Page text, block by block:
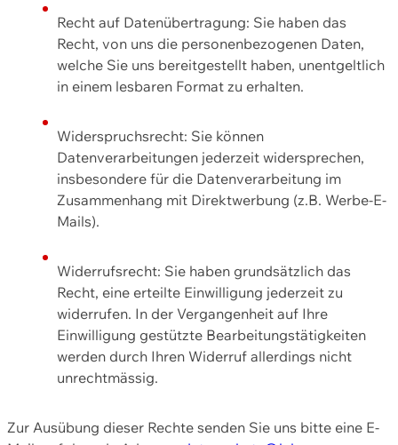
Recht auf Datenübertragung: Sie haben das
Recht, von uns die personenbezogenen Daten,
welche Sie uns bereitgestellt haben, unentgeltlich
in einem lesbaren Format zu erhalten.
Widerspruchsrecht: Sie können
Datenverarbeitungen jederzeit widersprechen,
insbesondere für die Datenverarbeitung im
Zusammenhang mit Direktwerbung (z.B. Werbe-E-
Mails).
Widerrufsrecht: Sie haben grundsätzlich das
Recht, eine erteilte Einwilligung jederzeit zu
widerrufen. In der Vergangenheit auf Ihre
Einwilligung gestützte Bearbeitungstätigkeiten
werden durch Ihren Widerruf allerdings nicht
unrechtmässig.
Zur Ausübung dieser Rechte senden Sie uns bitte eine E-